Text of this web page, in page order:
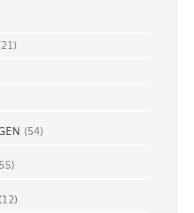
21)
(54)
55)
(12)